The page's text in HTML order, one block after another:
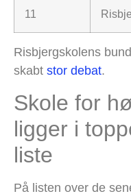
11
Risbjergskolens
skabt stor debat.
Skole for
ligger i
liste
På listen over de